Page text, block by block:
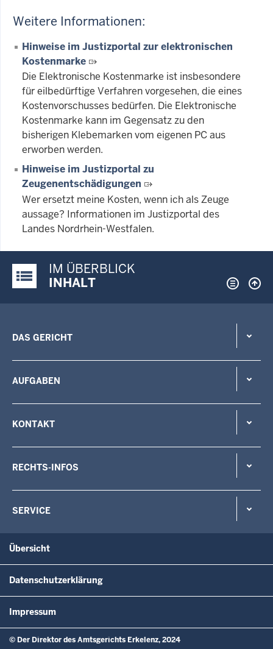
Weitere Informationen:
Hinweise im Justizportal zur elektronischen
Kostenmarke
Die Elektronische Kostenmarke ist insbesondere
für eilbedürftige Verfahren vorgesehen, die eines
Kostenvorschusses bedürfen. Die Elektronische
Kostenmarke kann im Gegensatz zu den
bisherigen Klebemarken vom eigenen PC aus
erworben werden.
Hinweise im Justizportal zu
Zeugenentschädigungen
Wer ersetzt meine Kosten, wenn ich als Zeuge
aussage? Informationen im Justizportal des
Landes Nordrhein-Westfalen.
Justiz-Portal im Überblick:
IM ÜBERBLICK
INHALT
DAS GERICHT
AUFGABEN
KONTAKT
RECHTS-INFOS
SERVICE
Übersicht
Datenschutzerklärung
Impressum
© Der Direktor des Amtsgerichts Erkelenz, 2024